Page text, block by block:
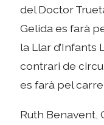
del Doctor
Gelida es farà
la Llar d’Infants
contrari de
es farà pel
Ruth Benavent,